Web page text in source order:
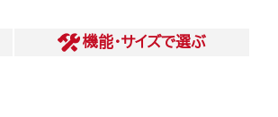
機能・サイズで選ぶ